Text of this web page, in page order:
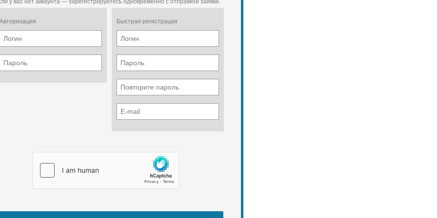
у вас нет аккаунта — зарегистрируйтесь одновременно с отправкой заявки.
Авторизация Быстрая регистрация